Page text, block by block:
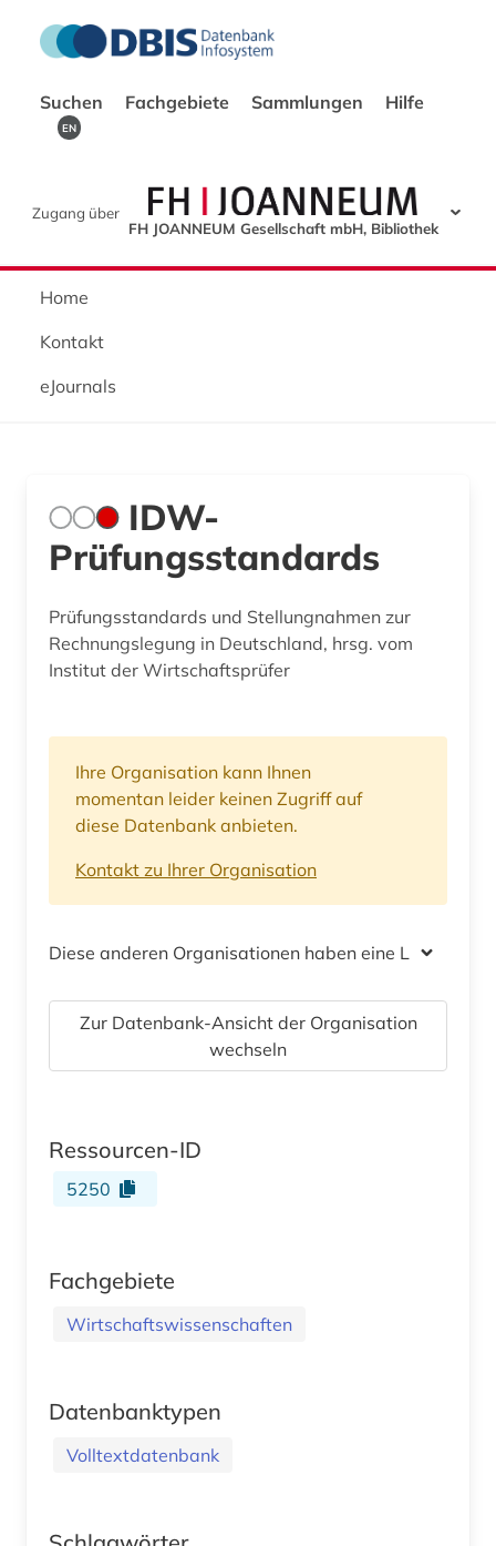
Suchen Fachgebiete Sammlungen Hilfe
EN
Zugang über
FH JOANNEUM Gesellschaft mbH, Bibliothek
Home
Kontakt
eJournals
IDW-
Prüfungsstandards
Prüfungsstandards und Stellungnahmen zur
Rechnungslegung in Deutschland, hrsg. vom
Institut der Wirtschaftsprüfer
Ihre Organisation kann Ihnen
momentan leider keinen Zugriff auf
diese Datenbank anbieten.
Kontakt zu Ihrer Organisation
Diese anderen Organisationen haben eine Lizenz
Zur Datenbank-Ansicht der Organisation
wechseln
Ressourcen-ID
5250
Fachgebiete
Wirtschaftswissenschaften
Datenbanktypen
Volltextdatenbank